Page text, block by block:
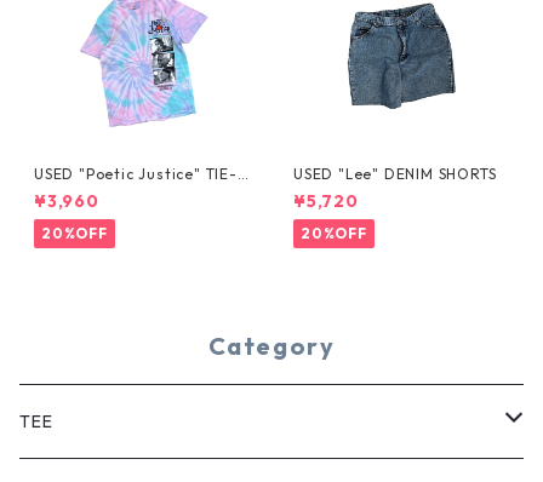
USED "Poetic Justice" TIE-D
YE TEE
¥3,960
20%OFF
USED "Lee" DENIM SHORTS
¥5,720
20%OFF
Category
TEE